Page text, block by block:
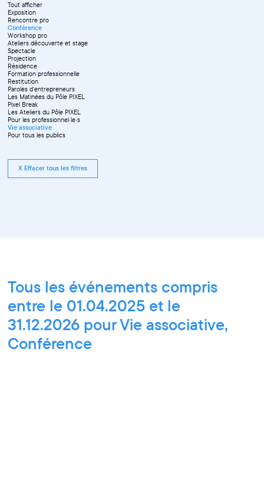
Tout afficher
Exposition
Rencontre pro
Conférence
Workshop pro
Ateliers découverte et stage
Spectacle
Projection
Résidence
Formation professionnelle
Restitution
Paroles d'entrepreneurs
Les Matinées du Pôle PIXEL
Pixel Break
Les Ateliers du Pôle PIXEL
Pour les professionnel·le·s
Vie associative
Pour tous les publics
X Effacer tous les filtres
Tous les événements compris
entre le 01.04.2025 et le
31.12.2026 pour Vie associative,
Conférence